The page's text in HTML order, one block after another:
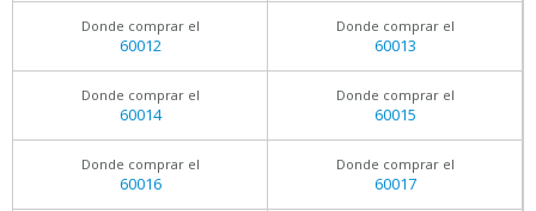
Donde comprar el
60012
Donde comprar el
60013
Donde comprar el
60014
Donde comprar el
60015
Donde comprar el
60016
Donde comprar el
60017